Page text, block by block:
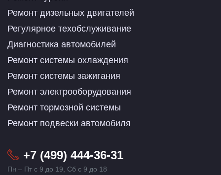
Ремонт дизельных двигателей
Регулярное техобслуживание
Диагностика автомобилей
Ремонт системы охлаждения
Ремонт системы зажигания
Ремонт электрооборудования
Ремонт тормозной системы
Ремонт подвески автомобиля
+7 (499) 444-36-31
Пн – Пт с 9 до 19, Сб с 9 до 18